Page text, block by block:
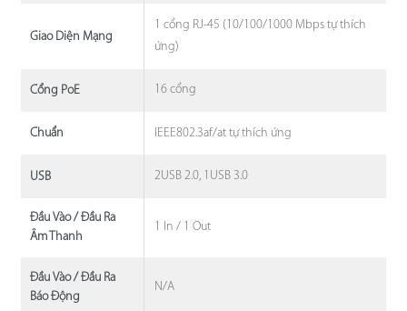
Giao Diện Mạng
1 cổng RJ-45 (10/100/1000 Mbps tự thích
ứng)
Cổng PoE 16 cổng
Chuẩn IEEE802.3af/at tự thích ứng
USB 2USB 2.0, 1USB 3.0
Đầu Vào / Đầu Ra
Âm Thanh
1 In / 1 Out
Đầu Vào / Đầu Ra
Báo Động
N/A